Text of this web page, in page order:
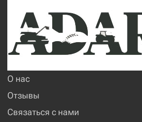
О нас
Отзывы
Связаться с нами